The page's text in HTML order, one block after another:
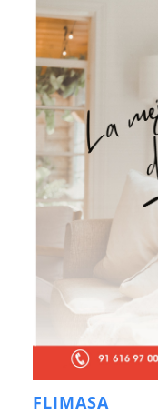
FLIMASA